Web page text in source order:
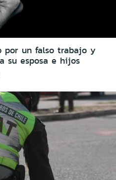
por un falso trabajo y
su esposa e hijos